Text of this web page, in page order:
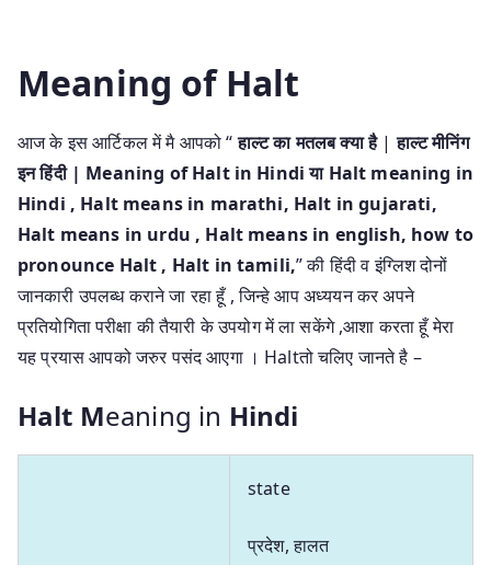
Meaning of Halt
आज के इस आर्टिकल में मै आपको “हाल्ट का मतलब क्या है|हाल्ट मीनिंग
इन हिंदी | Meaning of Halt in Hindi या Halt meaning in
Hindi , Halt means in marathi, Halt in gujarati,
Halt means in urdu , Halt means in english, how to
pronounce Halt , Halt in tamili,” की हिंदी व इंग्लिश दोनों
जानकारी उपलब्ध कराने जा रहा हूँ , जिन्हे आप अध्ययन कर अपने
प्रतियोगिता परीक्षा की तैयारी के उपयोग में ला सकेंगे ,आशा करता हूँ मेरा
यह प्रयास आपको जरुर पसंद आएगा । Haltतो चलिए जानते है –
Halt Meaning in Hindi
state
प्रदेश, हालत